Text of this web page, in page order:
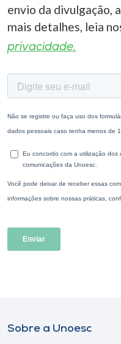
envio da divulgação,
mais detalhes, leia
privacidade.
Sobre a Unoesc